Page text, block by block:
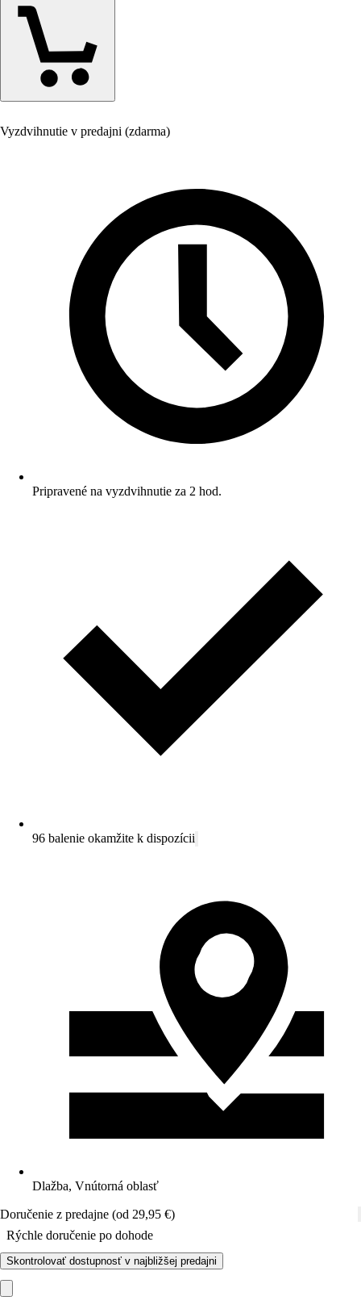
Vyzdvihnutie v predajni (zdarma)
Pripravené na vyzdvihnutie za 2 hod.
96 balenie okamžite k dispozícii
Dlažba, Vnútorná oblasť
Doručenie z predajne (od 29,95 €)
Rýchle doručenie po dohode
Skontrolovať dostupnosť v najbližšej predajni